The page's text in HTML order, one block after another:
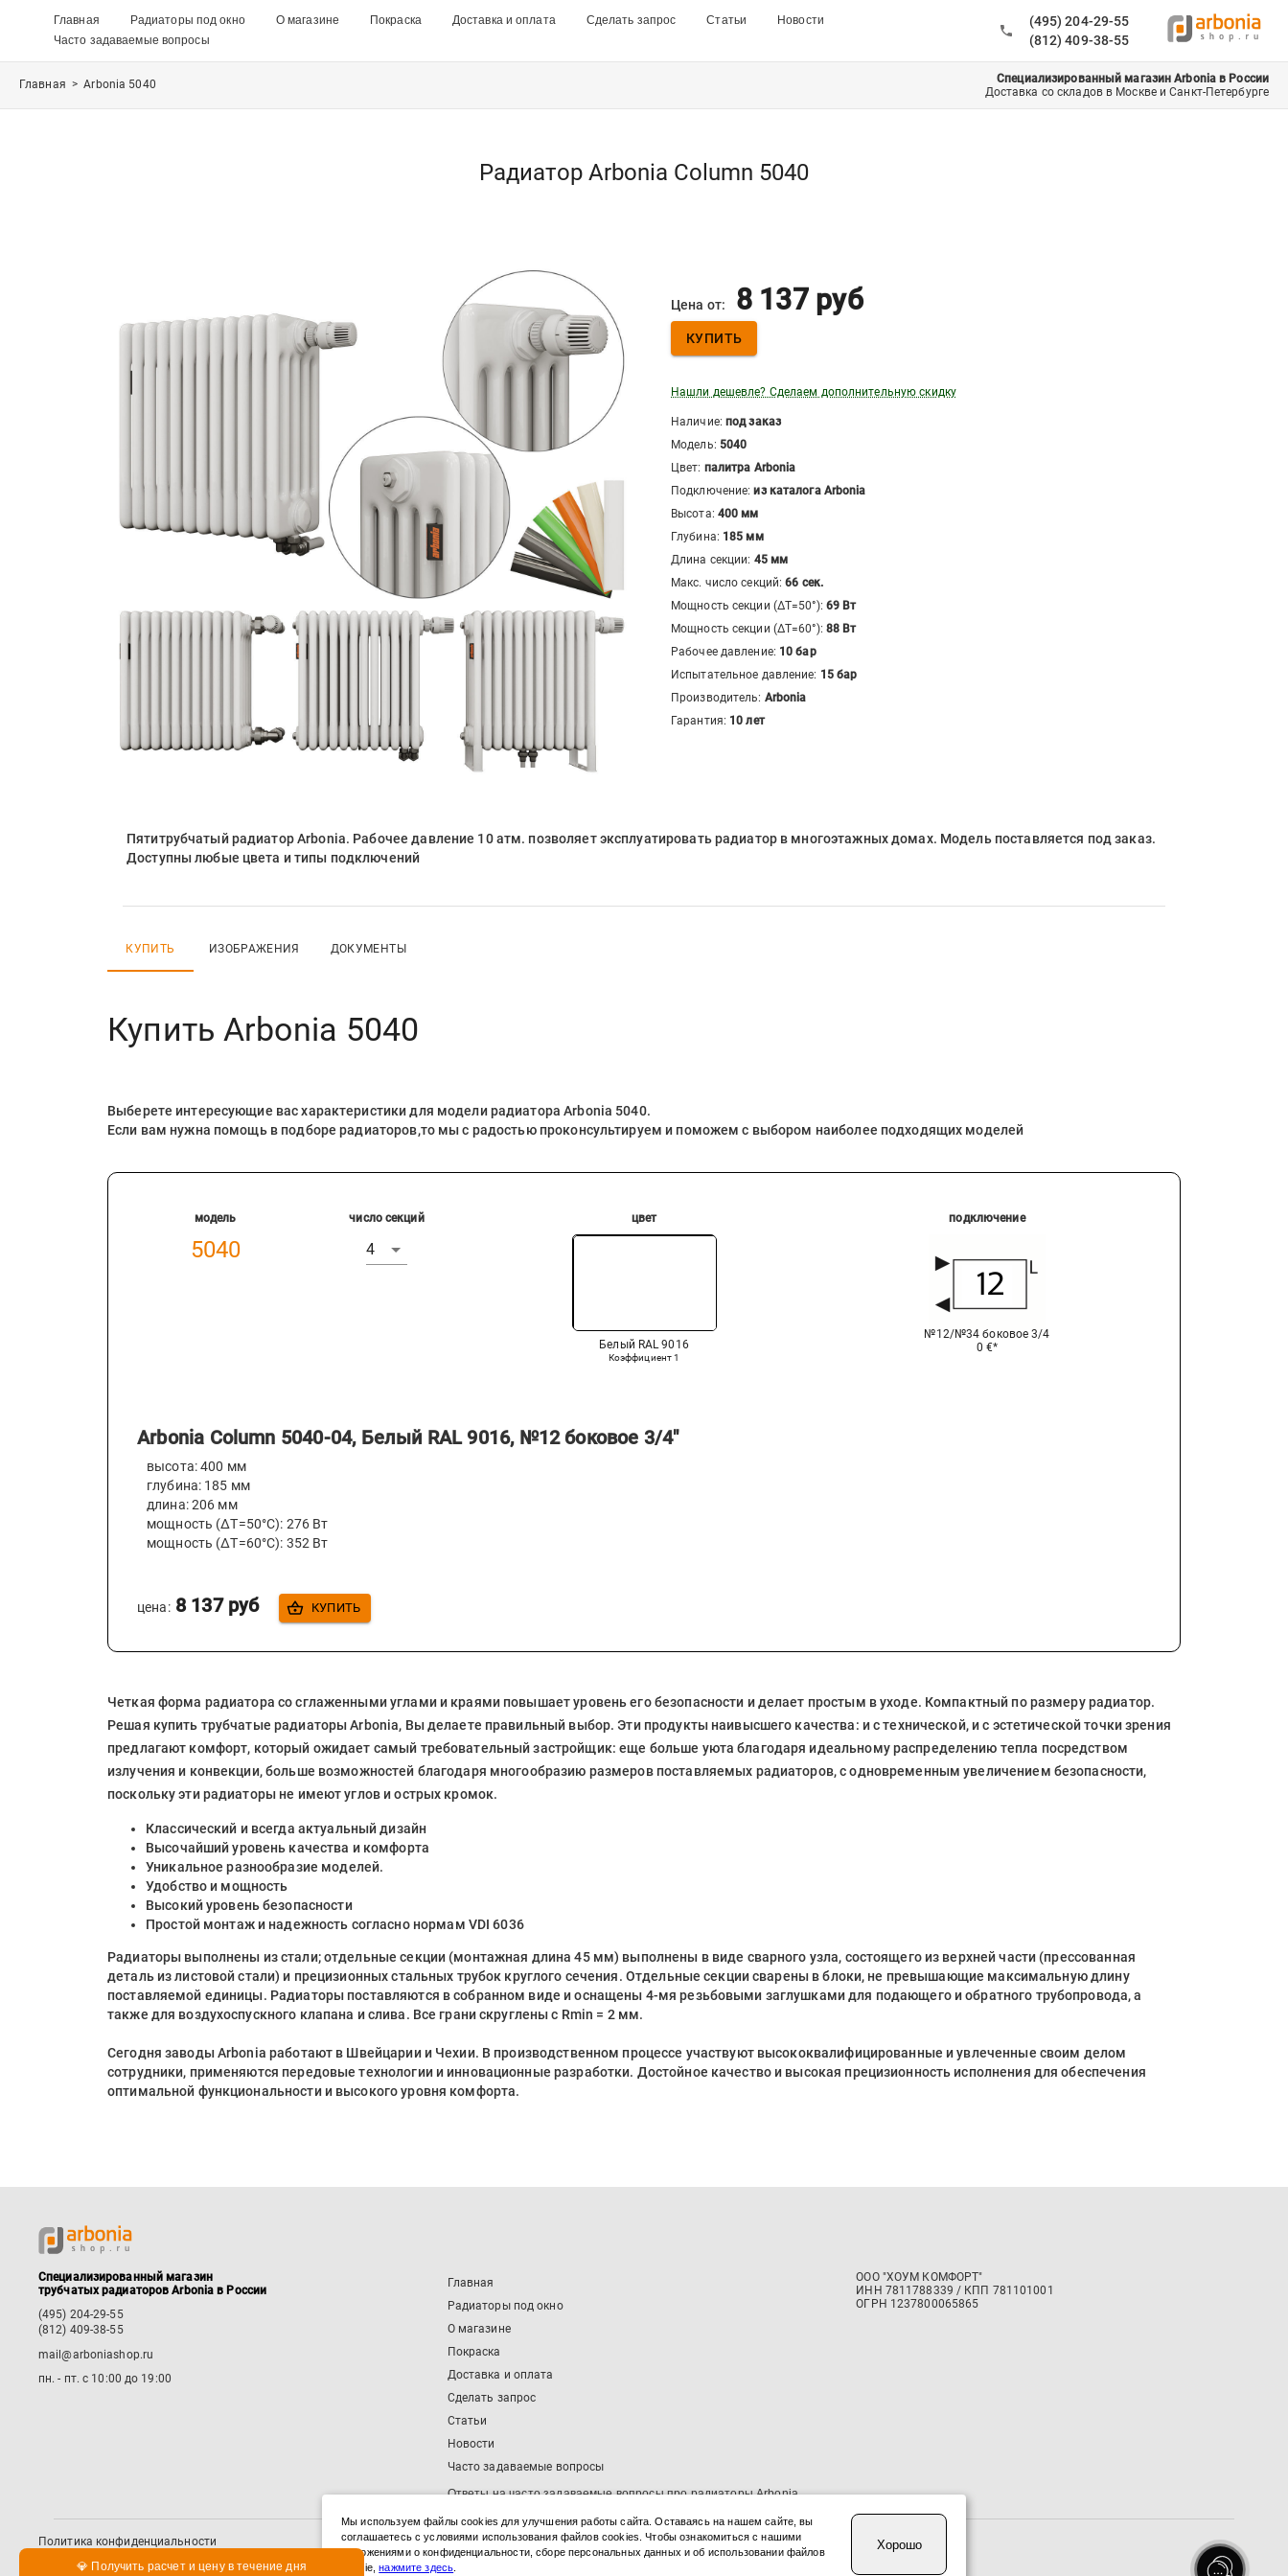
Главная Радиаторы под окно О магазине Покраска Доставка и оплата Сделать запрос Статьи
Новости
Часто задаваемые вопросы
(495) 204-29-55
(812) 409-38-55
💎 Получить расчет и цену в течение дня
Главная >Arbonia 5040
Специализированный магазин Arbonia в России
Доставка со складов в Москве и Санкт-Петербурге
Радиатор Arbonia Column 5040
Цена от: 8 137руб
КУПИТЬ
Нашли дешевле? Сделаем дополнительную скидку
Наличие:под заказ
Модель: 5040
Цвет: палитра Arbonia
Подключение:из каталога Arbonia
Высота: 400 мм
Глубина: 185 мм
Длина секции: 45мм
Макс. число секций:66 сек.
Мощность секции (ΔT=50°): 69 Вт
Мощность секции (ΔT=60°): 88 Вт
Рабочее давление: 10 бар
Испытательное давление: 15 бар
Производитель: Arbonia
Гарантия: 10 лет
Пятитрубчатый радиатор Arbonia. Рабочее давление 10 атм. позволяет эксплуатировать радиатор в многоэтажных домах. Модель поставляется под заказ.
Доступны любые цвета и типы подключений
КУПИТЬ ИЗОБРАЖЕНИЯ ДОКУМЕНТЫ
Купить Arbonia 5040
Выберете интересующие вас характеристики для модели радиатораArbonia 5040.
Если вам нужна помощь в подборе радиаторов,то мы с радостью проконсультируем и поможем с выбором наиболее подходящих моделей
модель
5040
число секций цвет
Белый RAL 9016
Коэффициент1
подключение
№12/№34 боковое 3/4
0 €*
Arbonia Column 5040-04, Белый RAL 9016, №12 боковое 3/4"
высота:400 мм
глубина: 185 мм
длина:206 мм
мощность (ΔT=50°C): 276 Вт
мощность (ΔT=60°C): 352 Вт
цена: 8 137руб КУПИТЬ
Четкая форма радиатора со сглаженными углами и краями повышает уровень его безопасности и делает простым в уходе. Компактный по размеру радиатор.
Решая купить трубчатые радиаторы Arbonia, Вы делаете правильный выбор. Эти продукты наивысшего качества: и с технической, и с эстетической точки зрения
предлагают комфорт, который ожидает самый требовательный застройщик: еще больше уюта благодаря идеальному распределению тепла посредством
излучения и конвекции, больше возможностей благодаря многообразию размеров поставляемых радиаторов, с одновременным увеличением безопасности,
поскольку эти радиаторы не имеют углов и острых кромок.
Классический и всегда актуальный дизайн
Высочайший уровень качества и комфорта
Уникальное разнообразие моделей.
Удобство и мощность
Высокий уровень безопасности
Простой монтаж и надежность согласно нормам VDI 6036
Радиаторы выполнены из стали; отдельные секции (монтажная длина 45 мм) выполнены в виде сварного узла, состоящего из верхней части (прессованная
деталь из листовой стали) и прецизионных стальных трубок круглого сечения. Отдельные секции сварены в блоки, не превышающие максимальную длину
поставляемой единицы. Радиаторы поставляются в собранном виде и оснащены 4-мя резьбовыми заглушками для подающего и обратного трубопровода, а
также для воздухоспускного клапана и слива. Все грани скруглены с Rmin = 2 мм.
Сегодня заводы Arbonia работают в Швейцарии и Чехии. В производственном процессе участвуют высококвалифицированные и увлеченные своим делом
сотрудники, применяются передовые технологии и инновационные разработки. Достойное качество и высокая прецизионность исполнения для обеспечения
оптимальной функциональности и высокого уровня комфорта.
Специализированный магазин
трубчатых радиаторов Arbonia в России
(495) 204-29-55
(812) 409-38-55
mail@arboniashop.ru
пн. - пт. с 10:00 до 19:00
Главная
Радиаторы под окно
О магазине
Покраска
Доставка и оплата
Сделать запрос
Статьи
Новости
Часто задаваемые вопросы
Ответы на часто задаваемые вопросы про радиаторы Arbonia
ООО "ХОУМ КОМФОРТ"
‍ИНН 7811788339 / КПП 781101001
ОГРН 1237800065865
Политика конфиденциальности
Пользовательское соглашение
© 2026 ArboniaShop.ru – магазин радиаторов Arbonia
Будьте в курсе:
Мы используем файлы cookies для улучшения работы сайта. Оставаясь на нашем сайте, вы
соглашаетесь с условиями использования файлов cookies. Чтобы ознакомиться с нашими
Положениями о конфиденциальности, сборе персональных данных и об использовании файлов
cookie, нажмите здесь
Хорошо